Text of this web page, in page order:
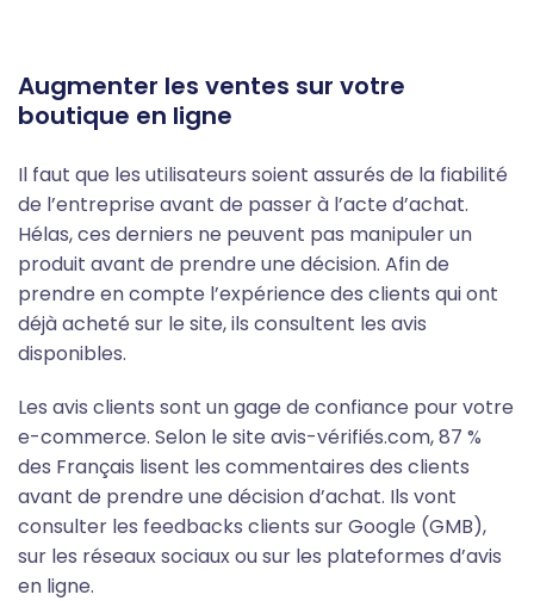
Augmenter les ventes sur votre
boutique en ligne
Il faut que les utilisateurs soient assurés de la fiabilité
de l’entreprise avant de passer à l’acte d’achat.
Hélas, ces derniers ne peuvent pas manipuler un
produit avant de prendre une décision. Afin de
prendre en compte l’expérience des clients qui ont
déjà acheté sur le site, ils consultent les avis
disponibles.
Les avis clients sont un gage de confiance pour votre
e-commerce. Selon le site avis-vérifiés.com, 87 %
des Français lisent les commentaires des clients
avant de prendre une décision d’achat. Ils vont
consulter les feedbacks clients sur Google (GMB),
sur les réseaux sociaux ou sur les plateformes d’avis
en ligne.